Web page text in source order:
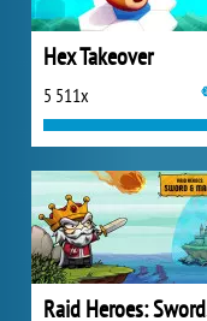
Hex Takeover
5 511x